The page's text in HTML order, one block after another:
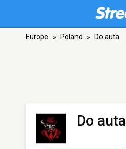
Europe » Poland » Do auta
Do auta